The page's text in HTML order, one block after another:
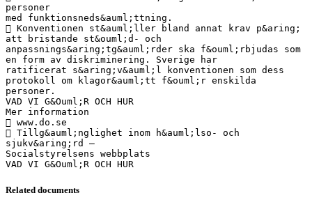
personer
med funktionsneds&auml;ttning.
 Konventionen st&auml;ller bland annat krav p&aring;
att bristande st&ouml;d- och
anpassnings&aring;tg&auml;rder ska f&ouml;rbjudas som
en form av diskriminering. Sverige har
ratificerat s&aring;v&auml;l konventionen som dess
protokoll om klagor&auml;tt f&ouml;r enskilda
personer.
VAD VI G&Ouml;R OCH HUR
Mer information
 www.do.se
 Tillg&auml;nglighet inom h&auml;lso- och
sjukv&aring;rd –
Socialstyrelsens webbplats
Related documents